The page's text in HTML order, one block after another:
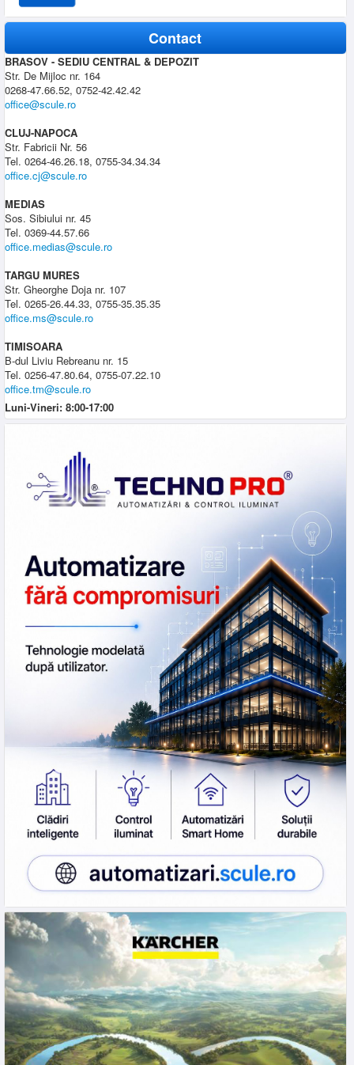
Contact
BRASOV - SEDIU CENTRAL & DEPOZIT
Str. De Mijloc nr. 164
0268-47.66.52, 0752-42.42.42
office@scule.ro
CLUJ-NAPOCA
Str. Fabricii Nr. 56
Tel. 0264-46.26.18, 0755-34.34.34
office.cj@scule.ro
MEDIAS
Sos. Sibiului nr. 45
Tel. 0369-44.57.66
office.medias@scule.ro
TARGU MURES
Str. Gheorghe Doja nr. 107
Tel. 0265-26.44.33, 0755-35.35.35
office.ms@scule.ro
TIMISOARA
B-dul Liviu Rebreanu nr. 15
Tel. 0256-47.80.64, 0755-07.22.10
office.tm@scule.ro
Luni-Vineri: 8:00-17:00